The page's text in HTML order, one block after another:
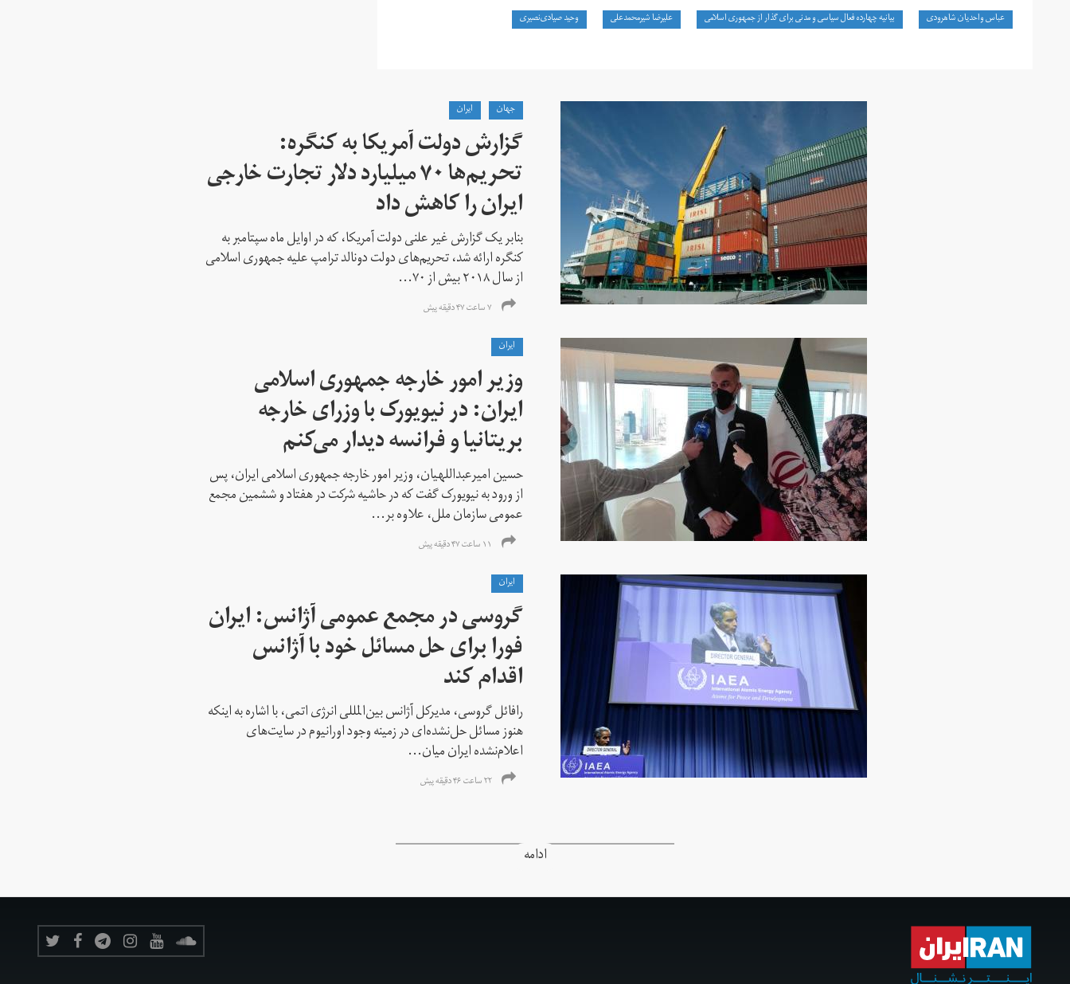
عباس واحدیان شاهرودی بیانیه چهارده فعال سیاسی و مدنی برای گذار از جمهوری اسلامی علیرضا شیرمحمدعلی وحید صیادی‌نصیری
جهان ايران
گزارش دولت آمریکا به کنگره:
تحریم‌ها ۷۰ میلیارد دلار تجارت خارجی
ایران را کاهش داد
بنابر یک گزارش غیر علنی دولت آمریکا، که در اوایل ماه سپتامبر به
کنگره ارائه شد، تحریم‌های دولت دونالد ترامپ علیه جمهوری اسلامی
از سال ۲۰۱۸ بیش از ۷۰...
۷ ساعت ۴۷ دقیقه پیش
ايران
وزیر امور خارجه جمهوری اسلامی
ایران: در نیویورک با وزرای خارجه
بریتانیا و فرانسه دیدار می‌کنم
حسین امیرعبداللهیان، وزیر امور خارجه جمهوری اسلامی ایران، پس
از ورود به نیویورک گفت که در حاشیه شرکت در هفتاد و ششمین مجمع
عمومی سازمان ملل، علاوه بر...
۱۱ ساعت ۴۷ دقیقه پیش
ايران
گروسی در مجمع عمومی آژانس: ایران
فورا برای حل مسائل خود با آژانس
اقدام کند
رافائل گروسی، مدیرکل آژانس بین‌المللی انرژی اتمی، با اشاره به اینکه
هنوز مسائل حل‌نشده‌ای در زمینه وجود اورانیوم در سایت‌های
اعلام‌نشده ایران میان...
۲۲ ساعت ۴۶ دقیقه پیش
ادامه